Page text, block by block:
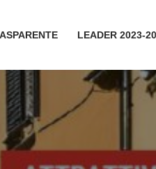
LEADER 2023-